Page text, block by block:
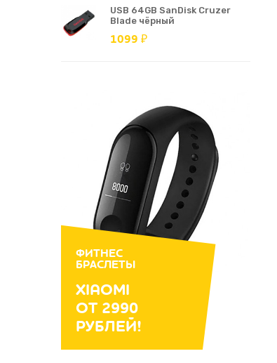
USB 64GB SanDisk Cruzer
Blade чёрный
1099 ₽
ФИТНЕС
БРАСЛЕТЫ
XIAOMI
ОТ 2990
РУБЛЕЙ!